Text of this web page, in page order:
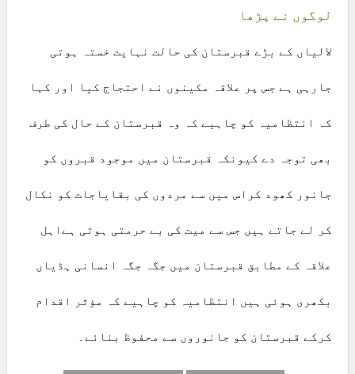
لوگوں نے پڑھا
لالیاں کے بڑے قبرستان کی حالت نہایت خستہ ہوتی
جارہی ہے جس پر علاقہ مکینوں نے احتجاج کیا اور کہا
کہ انتظامیہ کو چاہیے کہ وہ قبرستان کے حال کی طرف
بھی توجہ دے کیونکہ قبرستان میں موجود قبروں کو
جانور کھود کراس میں سے مردوں کی بقایاجات کو نکال
کر لے جاتے ہیں جس سے میت کی بے حرمتی ہوتی ہےاہل
علاقہ کے مطابق قبرستان میں جگہ جگہ انسانی ہڈیاں
بکھری ہوئی ہیں انتظامیہ کو چاہیے کہ مؤثر اقدام
کرکے قبرستان کو جانوروں سے محفوظ بنائے۔